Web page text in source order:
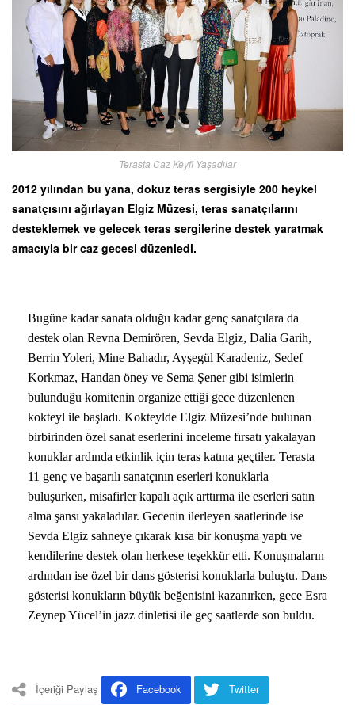
Terasta Caz Keyfi Yaşadılar
2012 yılından bu yana, dokuz teras sergisiyle 200 heykel
sanatçısını ağırlayan Elgiz Müzesi, teras sanatçılarını
desteklemek ve gelecek teras sergilerine destek yaratmak
amacıyla bir caz gecesi düzenledi.
Bugüne kadar sanata olduğu kadar genç sanatçılara da
destek olan Revna Demirören, Sevda Elgiz, Dalia Garih,
Berrin Yoleri, Mine Bahadır, Ayşegül Karadeniz, Sedef
Korkmaz, Handan öney ve Sema Şener gibi isimlerin
bulunduğu komitenin organize ettiği gece düzenlenen
kokteyl ile başladı. Kokteylde Elgiz Müzesi’nde bulunan
birbirinden özel sanat eserlerini inceleme fırsatı yakalayan
konuklar ardında etkinlik için teras katına geçtiler. Terasta
11 genç ve başarılı sanatçının eserleri konuklarla
buluşurken, misafirler kapalı açık arttırma ile eserleri satın
alma şansı yakaladılar. Gecenin ilerleyen saatlerinde ise
Sevda Elgiz sahneye çıkarak kısa bir konuşma yaptı ve
kendilerine destek olan herkese teşekkür etti. Konuşmaların
ardından ise özel bir dans gösterisi konuklarla buluştu. Dans
gösterisi konukların büyük beğenisini kazanırken, gece Esra
Zeynep Yücel’in jazz dinletisi ile geç saatlerde son buldu.
İçeriği Paylaş Facebook
Twitter